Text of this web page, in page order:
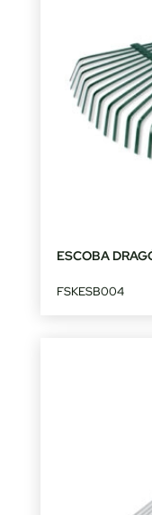
ESCOBA
FSKESB004